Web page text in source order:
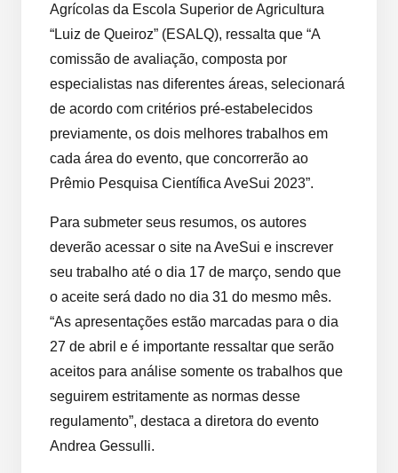
Agrícolas da Escola Superior de Agricultura
“Luiz de Queiroz” (ESALQ), ressalta que “A
comissão de avaliação, composta por
especialistas nas diferentes áreas, selecionará
de acordo com critérios pré-estabelecidos
previamente, os dois melhores trabalhos em
cada área do evento, que concorrerão ao
Prêmio Pesquisa Científica AveSui 2023”.
Para submeter seus resumos, os autores
deverão acessar o site na AveSui e inscrever
seu trabalho até o dia 17 de março, sendo que
o aceite será dado no dia 31 do mesmo mês.
“As apresentações estão marcadas para o dia
27 de abril e é importante ressaltar que serão
aceitos para análise somente os trabalhos que
seguirem estritamente as normas desse
regulamento”, destaca a diretora do evento
Andrea Gessulli.